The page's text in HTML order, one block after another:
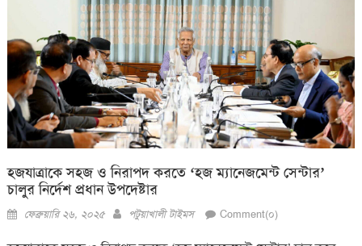
হজযাত্রাকে সহজ ও নিরাপদ করতে ‘হজ ম্যানেজমেন্ট সেন্টার’
চালুর নির্দেশ প্রধান উপদেষ্টার
Posted
ফেব্রুয়ারি ২৬, ২০২৫ Author
পটুয়াখালী টাইমস Comment(০)